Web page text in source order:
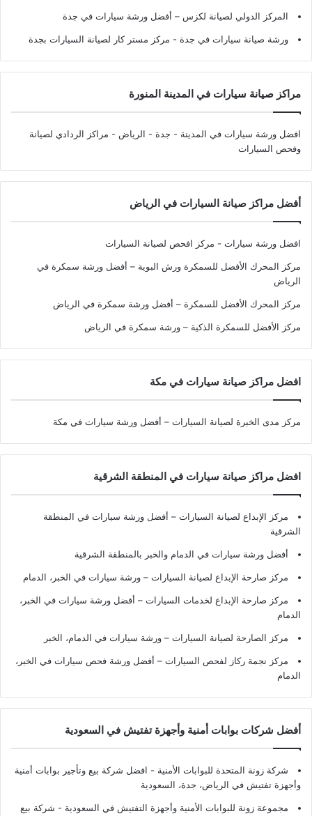
المركز الدولي لصيانة لكزس – أفضل ورشة سيارات في جدة
ورشة صيانة سيارات في جدة - مركز مستر كار لصيانة السيارات بجدة
مراكز صيانة سيارات في المدينة المنورة
افضل ورشة سيارات في المدينة - جدة - الرياض - مراكز الردادي لصيانة
وفحص السيارات
أفضل مراكز صيانة السيارات في الرياض
افضل ورشة سيارات - مركز افحص لصيانة السيارات
مركز المحرك الأفضل للسمكرة ورش البوية – أفضل ورشة سمكرة في
الرياض
مركز المحرك الأفضل للسمكرة – أفضل ورشة سمكرة في الرياض
مركز الأفضل للسمكرة الذكية – ورشة سمكرة في الرياض
افضل مراكز صيانة سيارات في مكة
مركز مدى الخبرة لصيانة السيارات – أفضل ورشة سيارات في مكة
افضل مراكز صيانة سيارات في المنطقة الشرقية
مركز الإبداع لصيانة السيارات – أفضل ورشة سيارات في المنطقة
الشرقية
أفضل ورشة سيارات في الدمام والخبر بالمنطقة الشرقية
مركز صارحة الإبداع لصيانة السيارات – ورشة سيارات في الخبر، الدمام
مركز صارحة الإبداع لخدمات السيارات – أفضل ورشة سيارات في الخبر،
الدمام
مركز الصارحة لصيانة السيارات – ورشة سيارات في الدمام، الخبر
مركز نجمة ركاز لفحص السيارات – أفضل ورشة فحص سيارات في الخبر،
الدمام
أفضل شركات بوابات أمنية وأجهزة تفتيش في السعودية
شركة زونة المتحدة للبوابات الأمنية - افضل شركة بيع وتأجير بوابات أمنية
وأجهزة تفتيش في الرياض، جدة، السعودية
مجموعة زونة للبوابات الأمنية وأجهزة التفتيش في السعودية - شركة بيع